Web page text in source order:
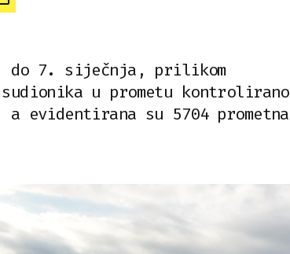
do 7. siječnja, prilikom
sudionika u prometu kontrolirano
evidentirana su 5704 prometna